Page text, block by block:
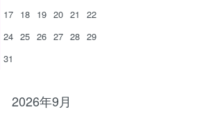
17 18 19 20 21
22
24 25 26 27 28 29
31
2026年9月